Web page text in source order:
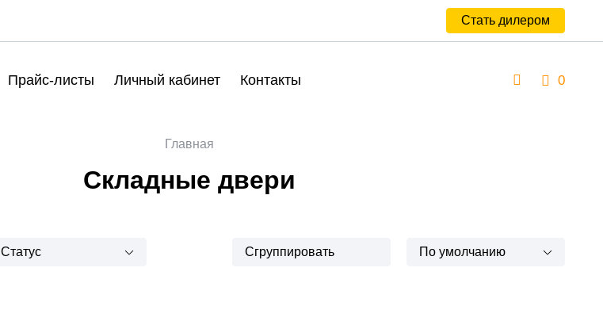
Стать дилером
Прайс-листы Личный кабинет Контакты 0
Главная
Складные двери
Статус Сгруппировать По умолчанию